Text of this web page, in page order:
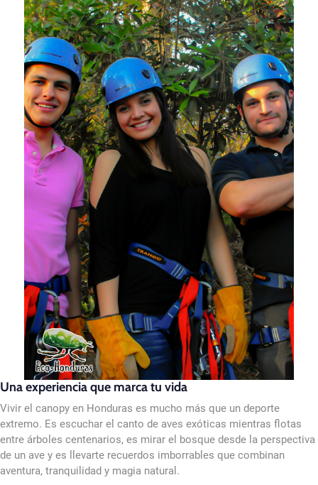
Una experiencia que marca tu vida
Vivir el canopy en Honduras es mucho más que un deporte
extremo. Es escuchar el canto de aves exóticas mientras flotas
entre árboles centenarios, es mirar el bosque desde la perspectiva
de un ave y es llevarte recuerdos imborrables que combinan
aventura, tranquilidad y magia natural.